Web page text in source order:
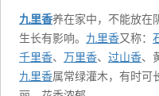
九里香养在家中，不能放在
生长有影响。 九里香又称：
千里香、 万里香、 过山香、
九里香属常绿灌木，有时可